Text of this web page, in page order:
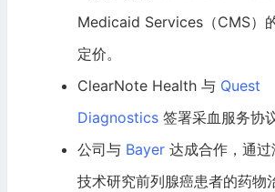
Medicaid Services（CMS）
定价。
ClearNote Health 与 Quest
Diagnostics签署采血服务协议
公司与 Bayer 达成合作，通过
技术研究前列腺癌患者的药物